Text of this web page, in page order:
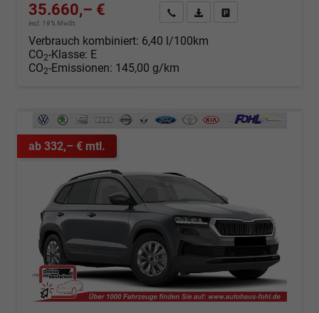
35.660,– €
incl. 19% MwSt.
Angebot anfordern
Fahrzeugexpose (PDF)
Verbrauch kombiniert: 6,40 l/100km
CO2-Klasse: E
CO2-Emissionen: 145,00 g/km
ab 332,– € mtl.